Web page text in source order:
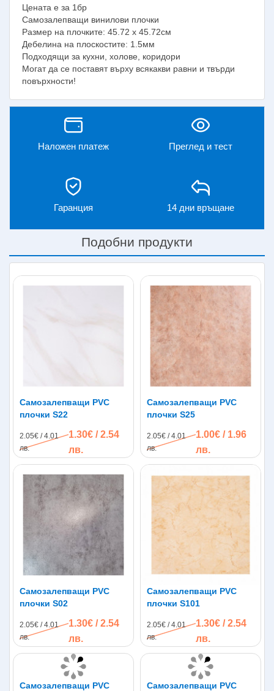
Цената е за 1бр
Самозалепващи винилови плочки
Размер на плочките: 45.72 х 45.72см
Дебелина на плоскостите: 1.5мм
Подходящи за кухни, холове, коридори
Могат да се поставят върху всякакви равни и твърди
повърхности!
Наложен платеж Преглед и тест
Гаранция 14 дни връщане
Подобни продукти
Самозалепващи PVC
плочки S22
2.05€ / 4.01
лв.
1.30€ / 2.54
лв.
Самозалепващи PVC
плочки S25
2.05€ / 4.01
лв.
1.00€ / 1.96
лв.
Самозалепващи PVC
плочки S02
2.05€ / 4.01
лв.
1.30€ / 2.54
лв.
Самозалепващи PVC
плочки S101
2.05€ / 4.01
лв.
1.30€ / 2.54
лв.
Самозалепващи PVC
Самозалепващи PVC